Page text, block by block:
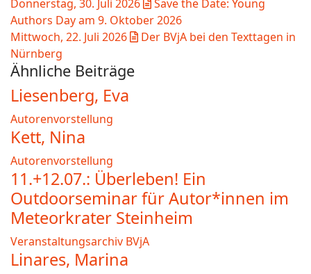
Donnerstag, 30. Juli 2026
Save the Date: Young
Authors Day am 9. Oktober 2026
Mittwoch, 22. Juli 2026
Der BVjA bei den Texttagen in
Nürnberg
Ähnliche Beiträge
Liesenberg, Eva
Autorenvorstellung
Kett, Nina
Autorenvorstellung
11.+12.07.: Überleben! Ein
Outdoorseminar für Autor*innen im
Meteorkrater Steinheim
Veranstaltungsarchiv BVjA
Linares, Marina